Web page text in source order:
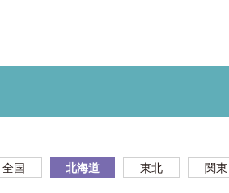
全国 北海道 東北 関東